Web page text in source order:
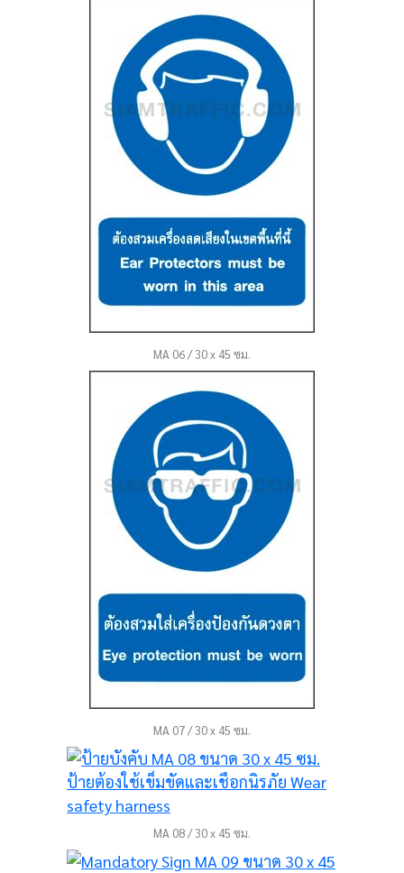
MA 06 / 30 x 45 ซม.
MA 07 / 30 x 45 ซม.
MA 08 / 30 x 45 ซม.